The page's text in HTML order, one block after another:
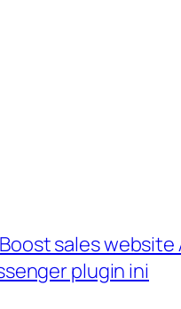
Boost sales
plugin ini